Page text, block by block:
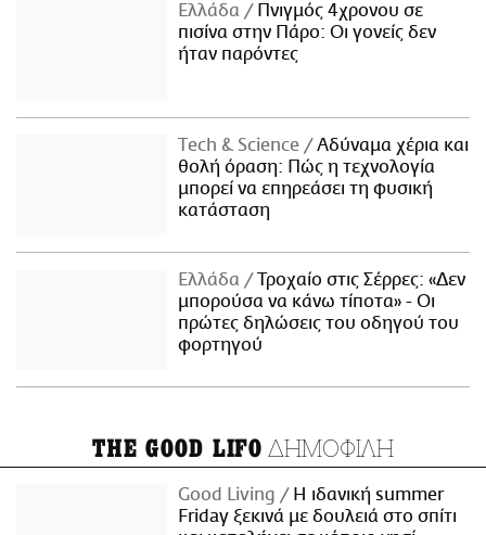
Ελλάδα
Πνιγμός 4χρονου σε
πισίνα στην Πάρο: Οι γονείς δεν
ήταν παρόντες
Τech & Science
Αδύναμα χέρια και
θολή όραση: Πώς η τεχνολογία
μπορεί να επηρεάσει τη φυσική
κατάσταση
Ελλάδα
Τροχαίο στις Σέρρες: «Δεν
μπορούσα να κάνω τίποτα» - Οι
πρώτες δηλώσεις του οδηγού του
φορτηγού
THE GOOD LIFO ΔΗΜΟΦΙΛΗ
Good Living
Η ιδανική summer
Friday ξεκινά με δουλειά στο σπίτι